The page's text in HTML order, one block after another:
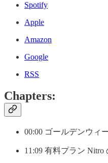
Spotify
Apple
Amazon
Google
RSS
Chapters:
00:00 ゴールデンウィ
11:09 有料プラン Nitro